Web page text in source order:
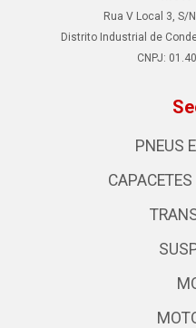
Rua V Local 3, S/
Distrito Industrial de
CNPJ:
PNEUS